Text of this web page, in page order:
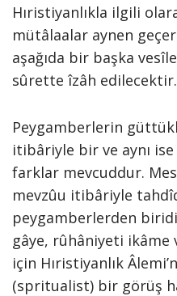
Hıristiyanlıkla ilgili
mütâlaalar aynen
aşağıda bir başka
sûrette îzâh edilecektir.
Peygamberlerin
itibâriyle bir ve aynı
farklar mevcuddur.
mevzûu itibâriyle
peygamberlerden
gâye, rûhâniyeti
için Hıristiyanlık
(spritualist) bir görüş